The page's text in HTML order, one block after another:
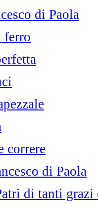
di Paola
ferro
correre
di Paola
di tanti grazi